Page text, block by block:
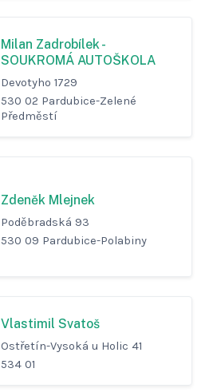
Milan Zadrobílek -
SOUKROMÁ AUTOŠKOLA
Devotyho 1729
530 02 Pardubice-Zelené
Předměstí
Zdeněk Mlejnek
Poděbradská 93
530 09 Pardubice-Polabiny
Vlastimil Svatoš
Ostřetín-Vysoká u Holic 41
534 01